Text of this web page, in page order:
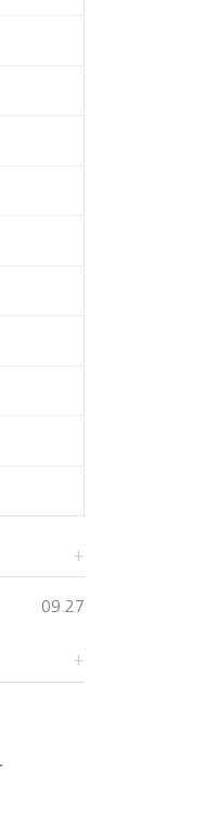
등록일
09.27